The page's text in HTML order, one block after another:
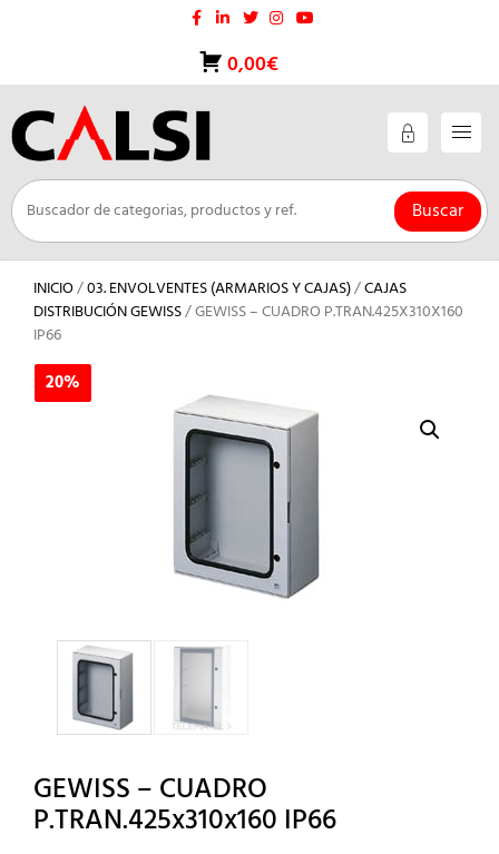
0,00€
Buscar
INICIO/03. ENVOLVENTES (ARMARIOS Y CAJAS)/CAJAS
DISTRIBUCIÓN GEWISS/ GEWISS – CUADRO P.TRAN.425X310X160
IP66
20%
GEWISS – CUADRO
P.TRAN.425x310x160 IP66
20%